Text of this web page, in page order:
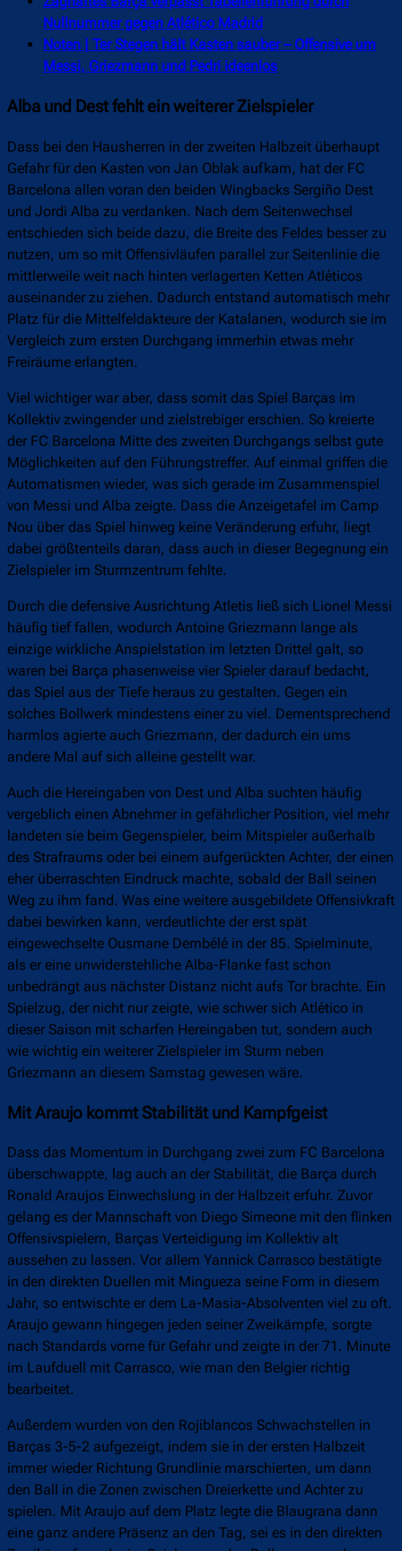
Nullnummer gegen Atlético Madrid
Noten | Ter Stegen hält Kasten sauber – Offensive um
Messi, Griezmann und Pedri ideenlos
Alba und Dest fehlt ein weiterer Zielspieler
Dass bei den Hausherren in der zweiten Halbzeit überhaupt
Gefahr für den Kasten von Jan Oblak aufkam, hat der FC
Barcelona allen voran den beiden Wingbacks Sergiño Dest
und Jordi Alba zu verdanken. Nach dem Seitenwechsel
entschieden sich beide dazu, die Breite des Feldes besser zu
nutzen, um so mit Offensivläufen parallel zur Seitenlinie die
mittlerweile weit nach hinten verlagerten Ketten Atléticos
auseinander zu ziehen. Dadurch entstand automatisch mehr
Platz für die Mittelfeldakteure der Katalanen, wodurch sie im
Vergleich zum ersten Durchgang immerhin etwas mehr
Freiräume erlangten.
Viel wichtiger war aber, dass somit das Spiel Barças im
Kollektiv zwingender und zielstrebiger erschien. So kreierte
der FC Barcelona Mitte des zweiten Durchgangs selbst gute
Möglichkeiten auf den Führungstreffer. Auf einmal griffen die
Automatismen wieder, was sich gerade im Zusammenspiel
von Messi und Alba zeigte. Dass die Anzeigetafel im Camp
Nou über das Spiel hinweg keine Veränderung erfuhr, liegt
dabei größtenteils daran, dass auch in dieser Begegnung ein
Zielspieler im Sturmzentrum fehlte.
Durch die defensive Ausrichtung Atletis ließ sich Lionel Messi
häufig tief fallen, wodurch Antoine Griezmann lange als
einzige wirkliche Anspielstation im letzten Drittel galt, so
waren bei Barça phasenweise vier Spieler darauf bedacht,
das Spiel aus der Tiefe heraus zu gestalten. Gegen ein
solches Bollwerk mindestens einer zu viel. Dementsprechend
harmlos agierte auch Griezmann, der dadurch ein ums
andere Mal auf sich alleine gestellt war.
Auch die Hereingaben von Dest und Alba suchten häufig
vergeblich einen Abnehmer in gefährlicher Position, viel mehr
landeten sie beim Gegenspieler, beim Mitspieler außerhalb
des Strafraums oder bei einem aufgerückten Achter, der einen
eher überraschten Eindruck machte, sobald der Ball seinen
Weg zu ihm fand. Was eine weitere ausgebildete Offensivkraft
dabei bewirken kann, verdeutlichte der erst spät
eingewechselte Ousmane Dembélé in der 85. Spielminute,
als er eine unwiderstehliche Alba-Flanke fast schon
unbedrängt aus nächster Distanz nicht aufs Tor brachte. Ein
Spielzug, der nicht nur zeigte, wie schwer sich Atlético in
dieser Saison mit scharfen Hereingaben tut, sondern auch
wie wichtig ein weiterer Zielspieler im Sturm neben
Griezmann an diesem Samstag gewesen wäre.
Mit Araujo kommt Stabilität und Kampfgeist
Dass das Momentum in Durchgang zwei zum FC Barcelona
überschwappte, lag auch an der Stabilität, die Barça durch
Ronald Araujos Einwechslung in der Halbzeit erfuhr. Zuvor
gelang es der Mannschaft von Diego Simeone mit den flinken
Offensivspielern, Barças Verteidigung im Kollektiv alt
aussehen zu lassen. Vor allem Yannick Carrasco bestätigte
in den direkten Duellen mit Mingueza seine Form in diesem
Jahr, so entwischte er dem La-Masia-Absolventen viel zu oft.
Araujo gewann hingegen jeden seiner Zweikämpfe, sorgte
nach Standards vorne für Gefahr und zeigte in der 71. Minute
im Laufduell mit Carrasco, wie man den Belgier richtig
bearbeitet.
Außerdem wurden von den Rojiblancos Schwachstellen in
Barças 3-5-2 aufgezeigt, indem sie in der ersten Halbzeit
immer wieder Richtung Grundlinie marschierten, um dann
den Ball in die Zonen zwischen Dreierkette und Achter zu
spielen. Mit Araujo auf dem Platz legte die Blaugrana dann
eine ganz andere Präsenz an den Tag, sei es in den direkten